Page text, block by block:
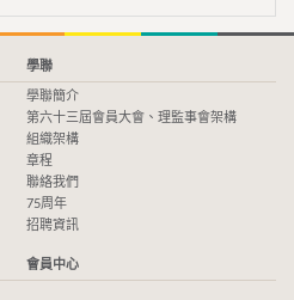
學聯
學聯簡介
第六十三屆會員大會、理監事會架構
組織架構
章程
聯絡我們
75周年
招聘資訊
會員中心